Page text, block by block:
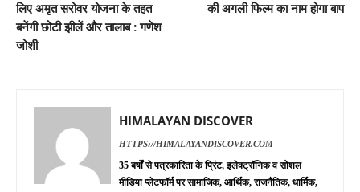
लिए अमृत सरोवर योजना के तहत
बनेंगी छोटी झीलें और तालाब : गणेश
जोशी
की अगली फिल्म का नाम होगा बाप
HIMALAYAN DISCOVER
HTTPS://HIMALAYANDISCOVER.COM
35 बर्षों से पत्रकारिता के प्रिंट, इलेक्ट्रॉनिक व सोशल
मीडिया प्लेटफॉर्म पर सामाजिक, आर्थिक, राजनैतिक, धार्मिक,